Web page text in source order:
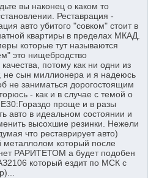
вы наконец о каком то
Реставрация -
авто убитого "совком" стоит в
квартиры в пределах МКАД.
которые тут называются
это нищебродство
качества, потому как ни одни из
не сын миллионера и я надеюсь
не заниматься дорогостоящим
- как и в случае с темой о
Е30:Гораздо проще и в разы
авто в идеальном состоянии и
высохшие резинки. Нежели
что реставрирует авто)
металлолом который после
РАРИТЕТОМ а будет подобен
который ездит по МСК с